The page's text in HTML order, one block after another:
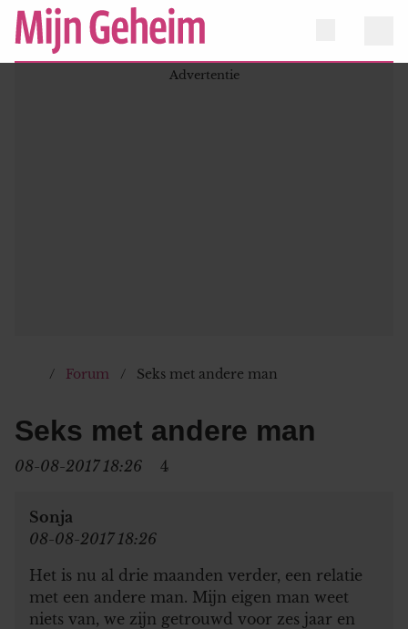
Forum Seks met andere man
Seks met andere man
08-08-2017 18:26 4
Sonja
08-08-2017 18:26
Het is nu al drie maanden verder, een relatie
met een andere man. Mijn eigen man weet
niets van, we zijn getrouwd voor zes jaar en